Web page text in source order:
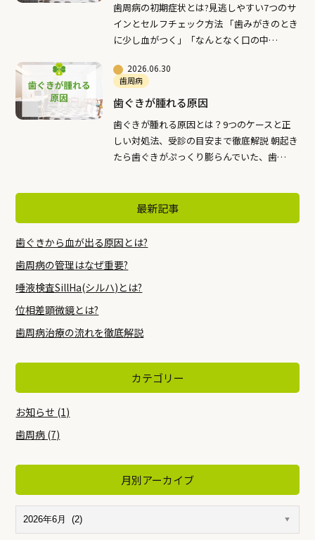
歯周病の初期症状とは?見逃しやすい7つのサ
インとセルフチェック方法 「歯みがきのとき
に少し血がつく」「なんとなく口の中…
2026.06.30
歯周病
歯ぐきが腫れる原因
歯ぐきが腫れる原因とは？9つのケースと正
しい対処法、受診の目安まで徹底解説 朝起き
たら歯ぐきがぷっくり膨らんでいた、歯…
最新記事
歯ぐきから血が出る原因とは?
歯周病の管理はなぜ重要?
唾液検査SillHa(シルハ)とは?
位相差顕微鏡とは?
歯周病治療の流れを徹底解説
カテゴリー
お知らせ (1)
歯周病 (7)
月別アーカイブ